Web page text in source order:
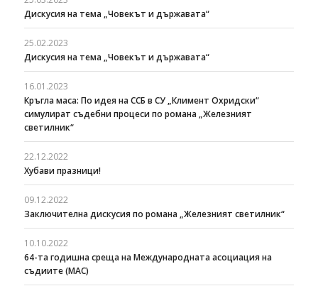
Дискусия на тема „Човекът и държавата“
25.02.2023
Дискусия на тема „Човекът и държавата“
16.01.2023
Кръгла маса: По идея на ССБ в СУ „Климент Охридски“
симулират съдебни процеси по романа „Железният
светилник“
22.12.2022
Хубави празници!
09.12.2022
Заключителна дискусия по романа „Железният светилник“
10.10.2022
64-та годишна среща на Международната асоциация на
съдиите (МАС)